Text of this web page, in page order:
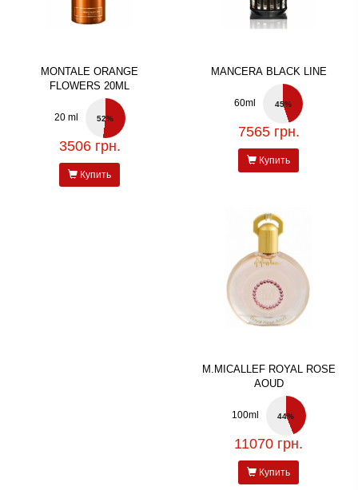
MONTALE ORANGE
FLOWERS 20ML
20 ml 52%
3506 грн.
Купить
MANCERA BLACK LINE
60ml 45%
7565 грн.
Купить
M.MICALLEF ROYAL ROSE
AOUD
100ml 44%
11070 грн.
Купить